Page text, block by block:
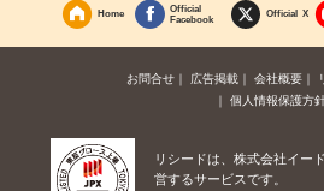
Home
Official
Facebook
Official X
お問合せ 広告掲載 会社概要
個人情報保護方
リシードは、株式会社イー
営するサービスです。